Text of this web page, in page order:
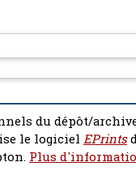
du dépôt/
le logiciel EPrints
Plus